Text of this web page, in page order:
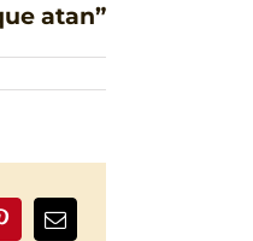
atan”
Correo